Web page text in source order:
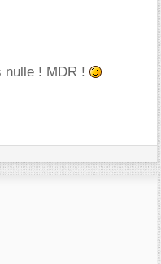
nulle ! MDR !